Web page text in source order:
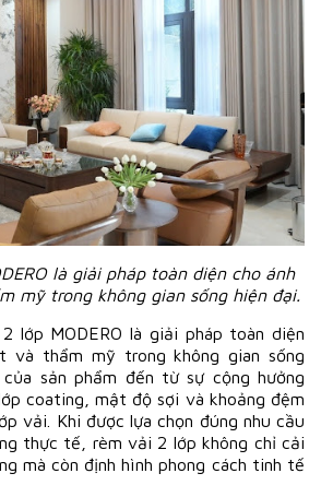
là giải pháp toàn diện cho ánh
mỹ trong không gian sống hiện đại.
lớp MODERO là giải pháp toàn diện
và thẩm mỹ trong không gian sống
sản phẩm đến từ sự cộng hưởng
coating, mật độ sợi và khoảng đệm
vải. Khi được lựa chọn đúng nhu cầu
thực tế, rèm vải 2 lớp không chỉ cải
mà còn định hình phong cách tinh tế